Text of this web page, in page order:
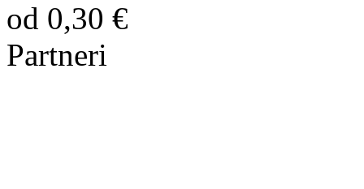
od 0,30 €
Partneri